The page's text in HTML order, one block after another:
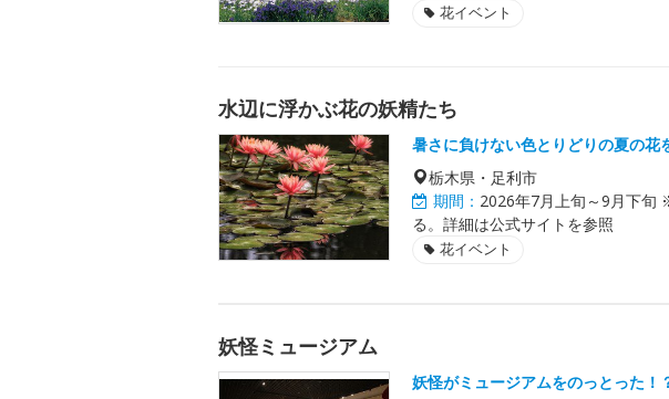
花イベント
水辺に浮かぶ花の妖精たち
暑さに負けない色とりどりの夏の花
栃木県・足利市
期間： 2026年7月上旬～9月下旬
る。詳細は公式サイトを参照
花イベント
妖怪ミュージアム
妖怪がミュージアムをのっとった！